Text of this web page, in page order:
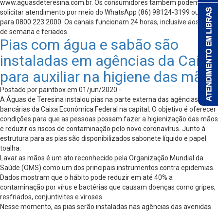
www.aguasdeteresina.com.br. Os consumidores também podem
solicitar atendimento por meio do WhatsApp (86) 98124-3199 ou ligar
para 0800 223 2000. Os canais funcionam 24 horas, inclusive aos fins
de semana e feriados.
Pias com água e sabão são
instaladas em agências da Caixa
para auxiliar na higiene das mãos
Postado por paintbox em 01/jun/2020 -
A Águas de Teresina instalou pias na parte externa das agências
bancárias da Caixa Econômica Federal na capital. O objetivo é oferecer
condições para que as pessoas possam fazer a higienização das mãos
e reduzir os riscos de contaminação pelo novo coronavírus. Junto à
estrutura para as pias são disponibilizados sabonete líquido e papel
toalha.
Lavar as mãos é um ato reconhecido pela Organização Mundial da
Saúde (OMS) como um dos principais instrumentos contra epidemias.
Dados mostram que o hábito pode reduzir em até 40% a
contaminação por vírus e bactérias que causam doenças como gripes,
resfriados, conjuntivites e viroses.
Nesse momento, as pias serão instaladas nas agências das avenidas